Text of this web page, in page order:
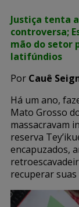
Justiça tenta
controversa;
mão do setor
latifúndios
Por Cauê
Há um ano,
Mato Grosso
massacravam
reserva
encapuzados,
recuperar